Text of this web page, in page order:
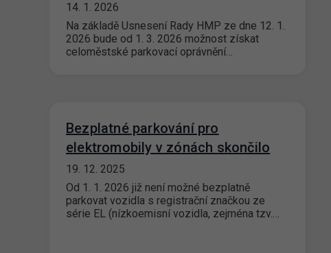
14. 1. 2026
Na základě Usnesení Rady HMP ze dne 12. 1.
2026 bude od 1. 3. 2026 možnost získat
celoměstské parkovací oprávnění…
Bezplatné parkování pro
elektromobily v zónách skončilo
19. 12. 2025
Od 1. 1. 2026 již není možné bezplatně
parkovat vozidla s registrační značkou ze
série EL (nízkoemisní vozidla, zejména tzv.…